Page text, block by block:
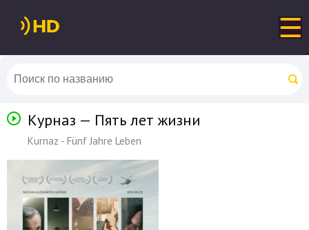
Курназ — Пять лет жизни
Kurnaz - Fünf Jahre Leben